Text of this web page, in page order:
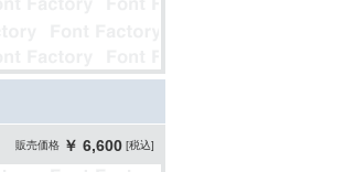
販売価格 ￥ 6,600 [税込]